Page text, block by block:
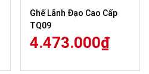
Ghế Lãnh Đạo Cao Cấp
TQ09
4.473.000₫